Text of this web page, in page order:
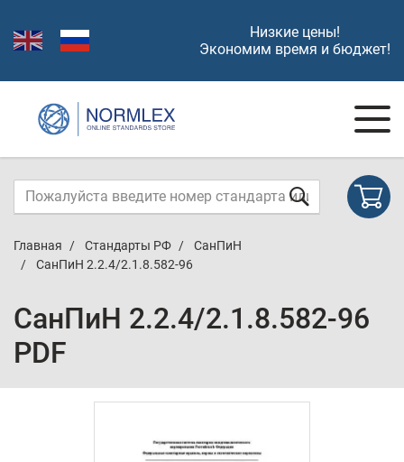
Низкие цены!
Экономим время и бюджет!
Главная Стандарты РФ
СанПиН
СанПиН 2.2.4/2.1.8.582-96
СанПиН 2.2.4/2.1.8.582-96
PDF